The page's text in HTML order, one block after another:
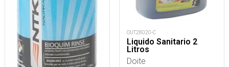
OUT28020-C
Liquido Sanitario 2
Litros
Doite